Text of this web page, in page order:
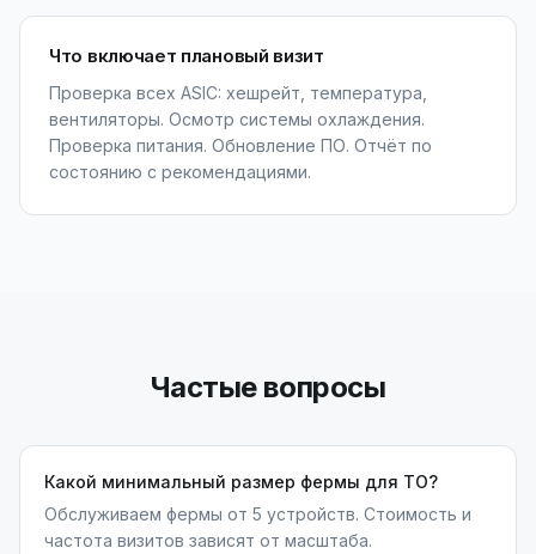
Что включает плановый визит
Проверка всех ASIC: хешрейт, температура,
вентиляторы. Осмотр системы охлаждения.
Проверка питания. Обновление ПО. Отчёт по
состоянию с рекомендациями.
Частые вопросы
Какой минимальный размер фермы для ТО?
Обслуживаем фермы от 5 устройств. Стоимость и
частота визитов зависят от масштаба.